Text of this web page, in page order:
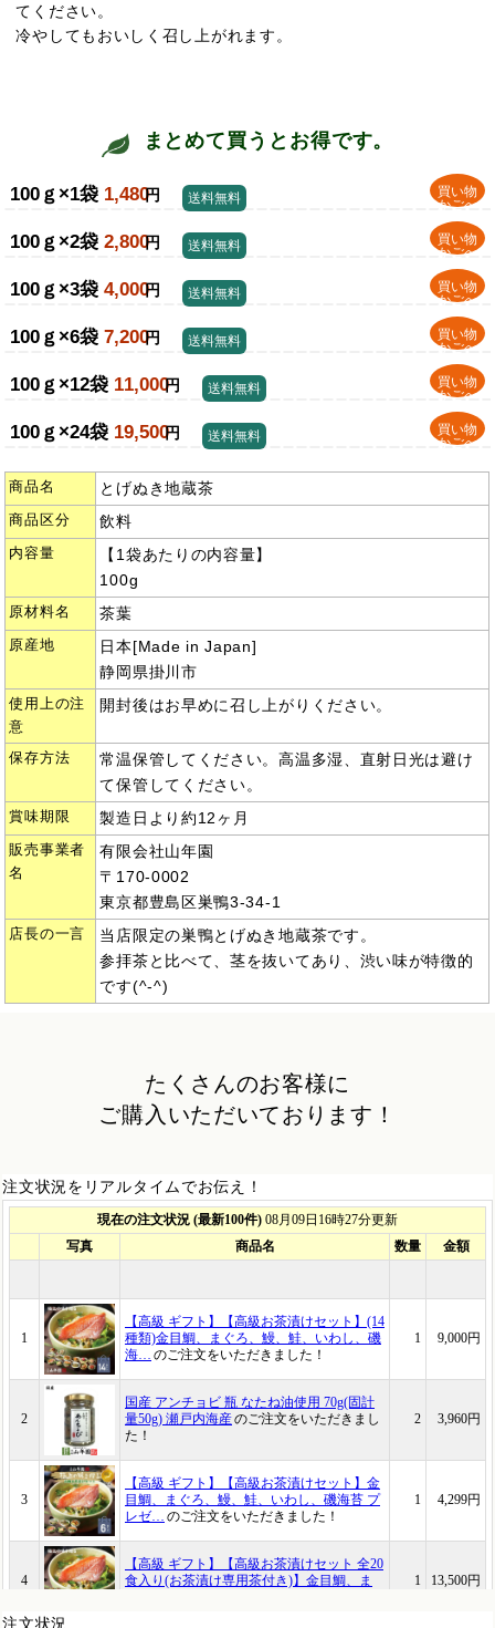
てください。
冷やしてもおいしく召し上がれます。
まとめて買うとお得です。
100ｇ×1袋 1,480円
買い物
かごへ
送料無料
100ｇ×2袋 2,800円
買い物
かごへ
送料無料
100ｇ×3袋 4,000円
買い物
かごへ
送料無料
100ｇ×6袋 7,200円
買い物
かごへ
送料無料
100ｇ×12袋 11,000円
買い物
かごへ
送料無料
100ｇ×24袋 19,500円
買い物
かごへ
送料無料
商品名 とげぬき地蔵茶
商品区分 飲料
内容量
【1袋あたりの内容量】
100g
原材料名 茶葉
原産地
日本[Made in Japan]
静岡県掛川市
使用上の注
意
開封後はお早めに召し上がりください。
保存方法
常温保管してください。高温多湿、直射日光は避け
て保管してください。
賞味期限 製造日より約12ヶ月
販売事業者
名
有限会社山年園
〒170-0002
東京都豊島区巣鴨3-34-1
店長の一言
当店限定の巣鴨とげぬき地蔵茶です。
参拝茶と比べて、茎を抜いてあり、渋い味が特徴的
です(^-^)
たくさんのお客様に
ご購入いただいております！
注文状況をリアルタイムでお伝え！
注文状況